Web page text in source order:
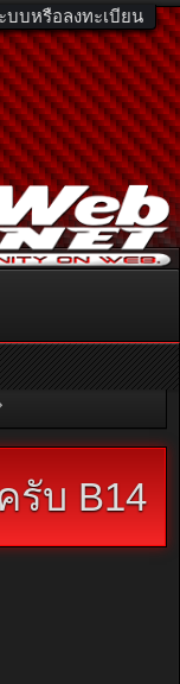
บบหรือลงทะเบียน
โทร. 081-811-1138
ลิกที่นี่
รับ B14